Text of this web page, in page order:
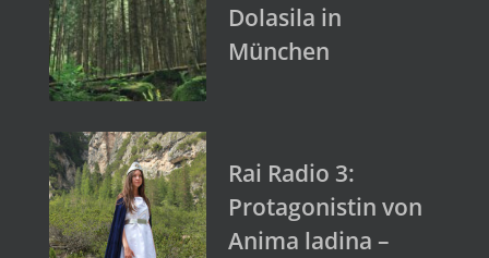
Dolasila in
München
Rai Radio 3:
Protagonistin von
Anima ladina –